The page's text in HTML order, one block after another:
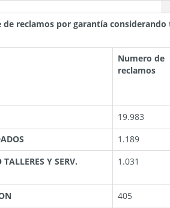
de reclamos por garantía considerando
Numero de
reclamos
19.983
1.189
Y SERV.
1.031
405